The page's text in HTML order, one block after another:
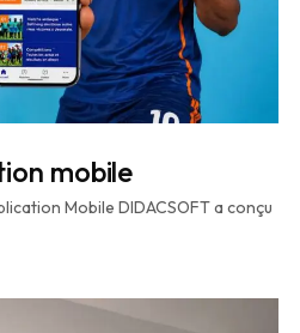
mobile
Mobile DIDACSOFT a conçu